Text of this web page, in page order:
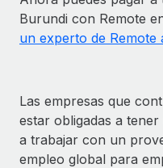
Burundi con Remote
un experto de Remote
Las empresas que
estar obligadas a
a trabajar con un
empleo global para